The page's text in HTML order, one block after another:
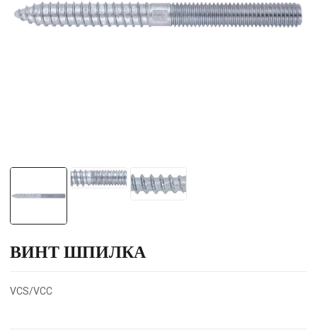
ВИНТ ШПИЛКА
VCS/VCC